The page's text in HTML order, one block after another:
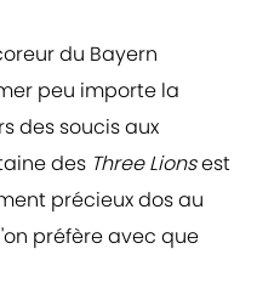
du Bayern
peu importe la
des soucis aux
des Three Lionsest
précieux dos au
préfère avec que